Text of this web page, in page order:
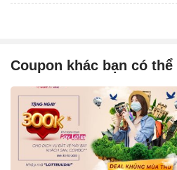
Coupon khác bạn có thể